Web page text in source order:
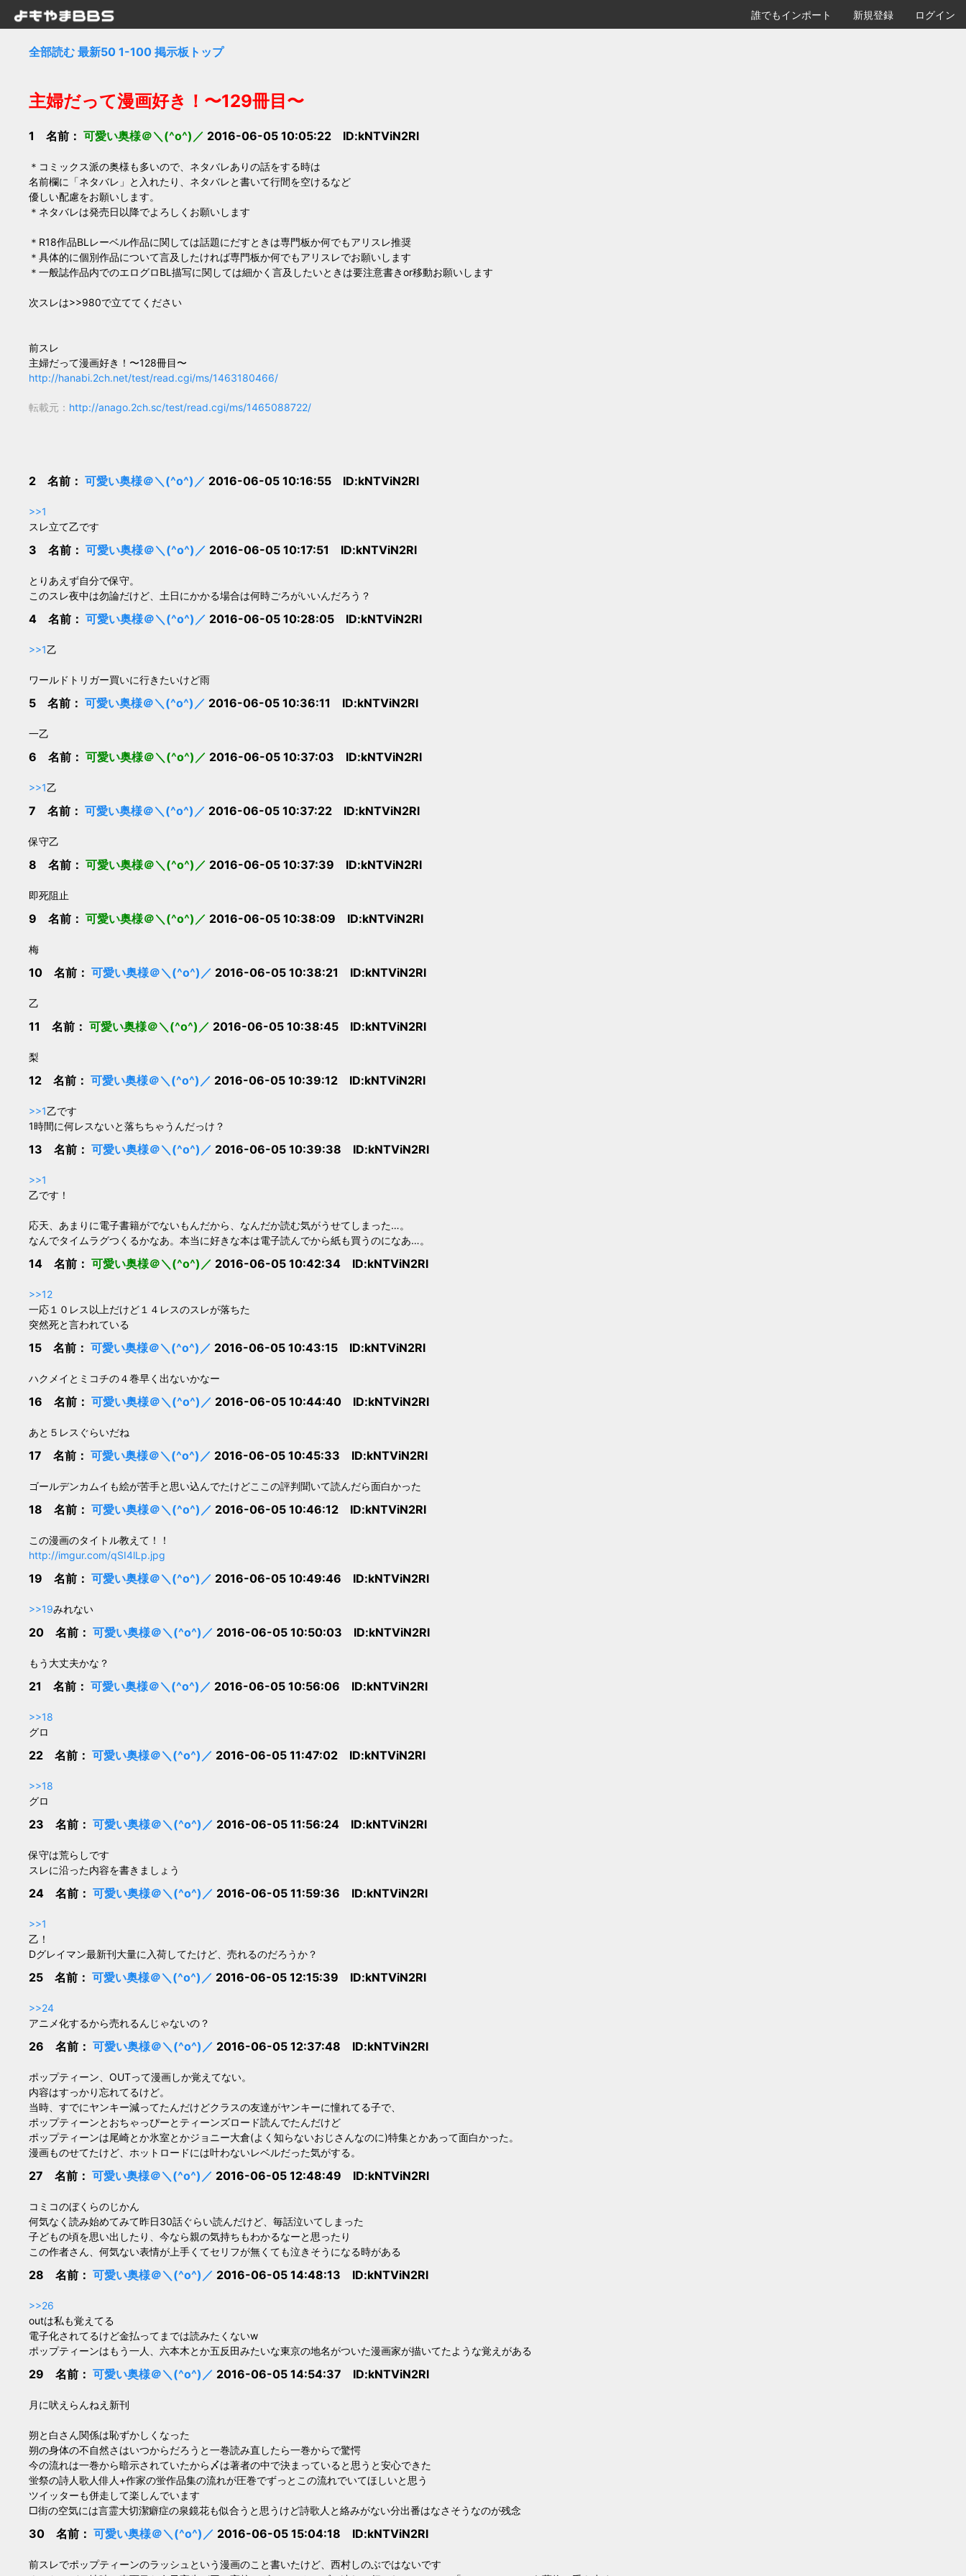
誰でもインポート 新規登録 ログイン
全部読む 最新50 1-100 掲示板トップ
主婦だって漫画好き！〜129冊目〜
1 名前： 可愛い奥様＠＼(^o^)／ 2016-06-05 10:05:22 ID:kNTViN2Rl
＊コミックス派の奥様も多いので、ネタバレありの話をする時は
名前欄に「ネタバレ」と入れたり、ネタバレと書いて行間を空けるなど
優しい配慮をお願いします。
＊ネタバレは発売日以降でよろしくお願いします
＊R18作品BLレーベル作品に関しては話題にだすときは専門板か何でもアリスレ推奨
＊具体的に個別作品について言及したければ専門板か何でもアリスレでお願いします
＊一般誌作品内でのエログロBL描写に関しては細かく言及したいときは要注意書きor移動お願いします
次スレは>>980で立ててください
前スレ
主婦だって漫画好き！〜128冊目〜
http://hanabi.2ch.net/test/read.cgi/ms/1463180466/
転載元： http://anago.2ch.sc/test/read.cgi/ms/1465088722/
2 名前： 可愛い奥様＠＼(^o^)／ 2016-06-05 10:16:55 ID:kNTViN2Rl
>>1
スレ立て乙です
3 名前： 可愛い奥様＠＼(^o^)／ 2016-06-05 10:17:51 ID:kNTViN2Rl
とりあえず自分で保守。
このスレ夜中は勿論だけど、土日にかかる場合は何時ごろがいいんだろう？
4 名前： 可愛い奥様＠＼(^o^)／ 2016-06-05 10:28:05 ID:kNTViN2Rl
>>1乙
ワールドトリガー買いに行きたいけど雨
5 名前： 可愛い奥様＠＼(^o^)／ 2016-06-05 10:36:11 ID:kNTViN2Rl
一乙
6 名前： 可愛い奥様＠＼(^o^)／ 2016-06-05 10:37:03 ID:kNTViN2Rl
>>1乙
7 名前： 可愛い奥様＠＼(^o^)／ 2016-06-05 10:37:22 ID:kNTViN2Rl
保守乙
8 名前： 可愛い奥様＠＼(^o^)／ 2016-06-05 10:37:39 ID:kNTViN2Rl
即死阻止
9 名前： 可愛い奥様＠＼(^o^)／ 2016-06-05 10:38:09 ID:kNTViN2Rl
梅
10 名前： 可愛い奥様＠＼(^o^)／ 2016-06-05 10:38:21 ID:kNTViN2Rl
乙
11 名前： 可愛い奥様＠＼(^o^)／ 2016-06-05 10:38:45 ID:kNTViN2Rl
梨
12 名前： 可愛い奥様＠＼(^o^)／ 2016-06-05 10:39:12 ID:kNTViN2Rl
>>1乙です
1時間に何レスないと落ちちゃうんだっけ？
13 名前： 可愛い奥様＠＼(^o^)／ 2016-06-05 10:39:38 ID:kNTViN2Rl
>>1
乙です！
応天、あまりに電子書籍がでないもんだから、なんだか読む気がうせてしまった…。
なんでタイムラグつくるかなあ。本当に好きな本は電子読んでから紙も買うのになあ…。
14 名前： 可愛い奥様＠＼(^o^)／ 2016-06-05 10:42:34 ID:kNTViN2Rl
>>12
一応１０レス以上だけど１４レスのスレが落ちた
突然死と言われている
15 名前： 可愛い奥様＠＼(^o^)／ 2016-06-05 10:43:15 ID:kNTViN2Rl
ハクメイとミコチの４巻早く出ないかなー
16 名前： 可愛い奥様＠＼(^o^)／ 2016-06-05 10:44:40 ID:kNTViN2Rl
あと５レスぐらいだね
17 名前： 可愛い奥様＠＼(^o^)／ 2016-06-05 10:45:33 ID:kNTViN2Rl
ゴールデンカムイも絵が苦手と思い込んでたけどここの評判聞いて読んだら面白かった
18 名前： 可愛い奥様＠＼(^o^)／ 2016-06-05 10:46:12 ID:kNTViN2Rl
この漫画のタイトル教えて！！
http://imgur.com/qSI4lLp.jpg
19 名前： 可愛い奥様＠＼(^o^)／ 2016-06-05 10:49:46 ID:kNTViN2Rl
>>19みれない
20 名前： 可愛い奥様＠＼(^o^)／ 2016-06-05 10:50:03 ID:kNTViN2Rl
もう大丈夫かな？
21 名前： 可愛い奥様＠＼(^o^)／ 2016-06-05 10:56:06 ID:kNTViN2Rl
>>18
グロ
22 名前： 可愛い奥様＠＼(^o^)／ 2016-06-05 11:47:02 ID:kNTViN2Rl
>>18
グロ
23 名前： 可愛い奥様＠＼(^o^)／ 2016-06-05 11:56:24 ID:kNTViN2Rl
保守は荒らしです
スレに沿った内容を書きましょう
24 名前： 可愛い奥様＠＼(^o^)／ 2016-06-05 11:59:36 ID:kNTViN2Rl
>>1
乙！
Dグレイマン最新刊大量に入荷してたけど、売れるのだろうか？
25 名前： 可愛い奥様＠＼(^o^)／ 2016-06-05 12:15:39 ID:kNTViN2Rl
>>24
アニメ化するから売れるんじゃないの？
26 名前： 可愛い奥様＠＼(^o^)／ 2016-06-05 12:37:48 ID:kNTViN2Rl
ポップティーン、OUTって漫画しか覚えてない。
内容はすっかり忘れてるけど。
当時、すでにヤンキー減ってたんだけどクラスの友達がヤンキーに憧れてる子で、
ポップティーンとおちゃっぴーとティーンズロード読んでたんだけど
ポップティーンは尾崎とか氷室とかジョニー大倉(よく知らないおじさんなのに)特集とかあって面白かった。
漫画ものせてたけど、ホットロードには叶わないレベルだった気がする。
27 名前： 可愛い奥様＠＼(^o^)／ 2016-06-05 12:48:49 ID:kNTViN2Rl
コミコのぼくらのじかん
何気なく読み始めてみて昨日30話ぐらい読んだけど、毎話泣いてしまった
子どもの頃を思い出したり、今なら親の気持ちもわかるなーと思ったり
この作者さん、何気ない表情が上手くてセリフが無くても泣きそうになる時がある
28 名前： 可愛い奥様＠＼(^o^)／ 2016-06-05 14:48:13 ID:kNTViN2Rl
>>26
outは私も覚えてる
電子化されてるけど金払ってまでは読みたくないw
ポップティーンはもう一人、六本木とか五反田みたいな東京の地名がついた漫画家が描いてたような覚えがある
29 名前： 可愛い奥様＠＼(^o^)／ 2016-06-05 14:54:37 ID:kNTViN2Rl
月に吠えらんねえ新刊
朔と白さん関係は恥ずかしくなった
朔の身体の不自然さはいつからだろうと一巻読み直したら一巻からで驚愕
今の流れは一巻から暗示されていたから〆は著者の中で決まっていると思うと安心できた
蛍祭の詩人歌人俳人+作家の蛍作品集の流れが圧巻でずっとこの流れでいてほしいと思う
ツイッターも併走して楽しんでいます
□街の空気には言霊大切潔癖症の泉鏡花も似合うと思うけど詩歌人と絡みがない分出番はなさそうなのが残念
30 名前： 可愛い奥様＠＼(^o^)／ 2016-06-05 15:04:18 ID:kNTViN2Rl
前スレでポップティーンのラッシュという漫画のこと書いたけど、西村しのぶではないです